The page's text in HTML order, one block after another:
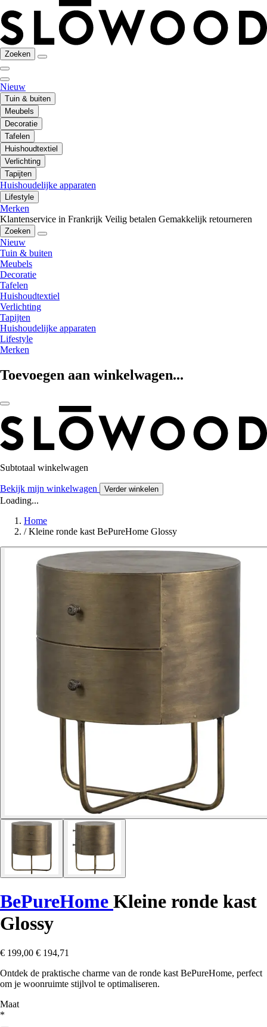
Zoeken
Nieuw
Tuin & buiten
Meubels
Decoratie
Tafelen
Huishoudtextiel
Verlichting
Tapijten
Huishoudelijke apparaten
Lifestyle
Merken
Klantenservice in Frankrijk Veilig betalen Gemakkelijk retourneren
Zoeken
Nieuw
Tuin & buiten
Meubels
Decoratie
Tafelen
Huishoudtextiel
Verlichting
Tapijten
Huishoudelijke apparaten
Lifestyle
Merken
Toevoegen aan winkelwagen...
Subtotaal winkelwagen
Bekijk mijn winkelwagen Verder winkelen
Loading...
Home
/ Kleine ronde kast BePureHome Glossy
BePureHome Kleine ronde kast
Glossy
€ 199,00 € 194,71
Ontdek de praktische charme van de ronde kast BePureHome, perfect
om je woonruimte stijlvol te optimaliseren.
Maat
*